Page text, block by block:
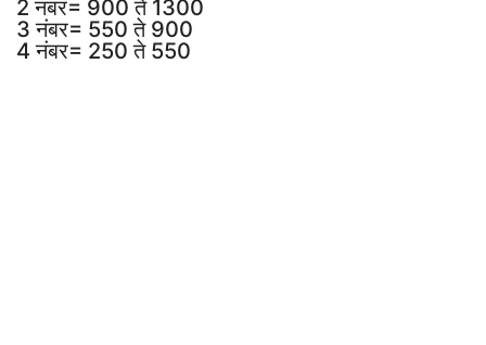
2 नंबर= 900 ते 1300
3 नंबर= 550 ते 900
4 नंबर= 250 ते 550